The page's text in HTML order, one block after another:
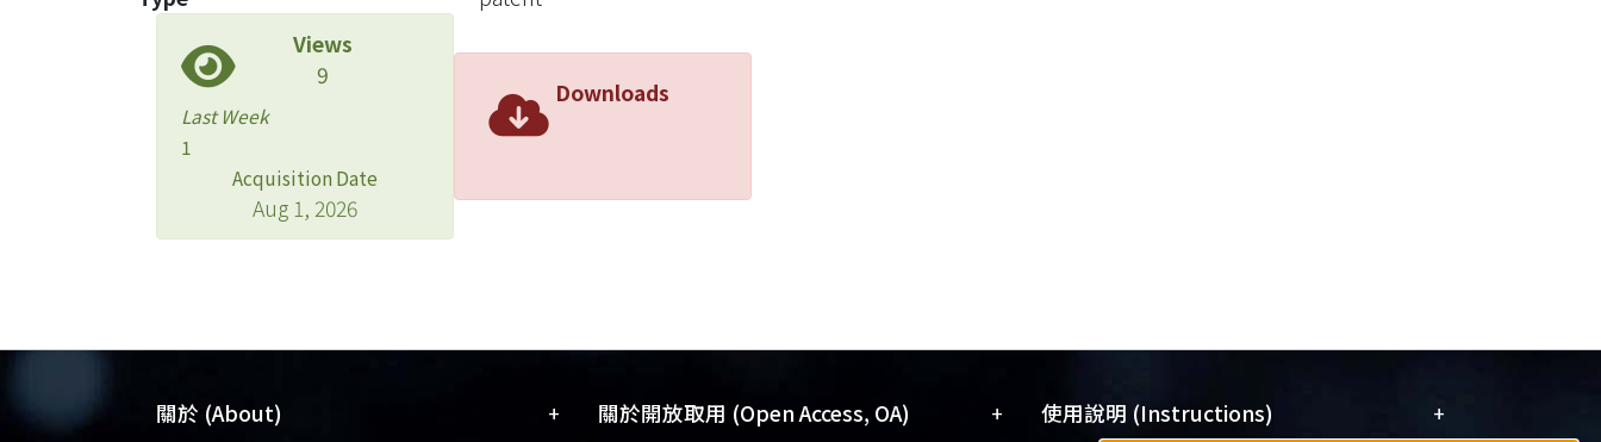
Views
9
Last Week
1
Acquisition Date
Aug 1, 2026
Downloads
關於 (About) + 關於開放取用 (Open Access, OA) + 使用說明 (Instructions) +